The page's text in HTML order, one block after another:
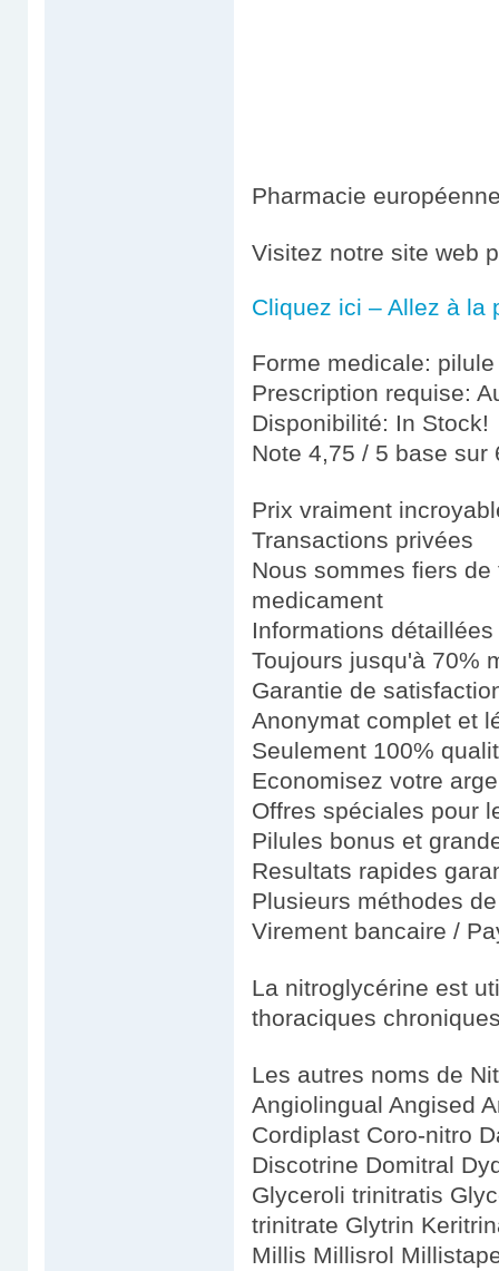
Pharmacie
Visitez notre site web
Cliquez ici – Allez à la
Forme medicale: pilule
Prescription requise:
Disponibilité: In Stock!
Note 4,75 / 5 base sur
Prix vraiment
Transactions privées
Nous sommes fiers
medicament
Informations
Toujours jusqu'à 70%
Garantie de
Anonymat complet et
Seulement 100%
Economisez votre
Offres spéciales pour
Pilules bonus et
Resultats rapides
Plusieurs méthodes
Virement bancaire /
La nitroglycérine est
thoraciques
Les autres noms de
Angiolingual Angised
Cordiplast Coro-nitro
Discotrine Domitral
Glyceroli trinitratis
trinitrate Glytrin
Millis Millisrol